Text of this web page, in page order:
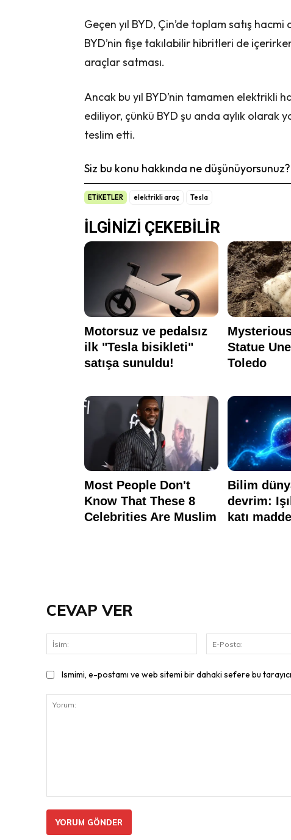
Geçen yıl BYD, Çin’de toplam satış hacmi
BYD’nin fişe takılabilir hibritleri de
araçlar satması.
Ancak bu yıl BYD’nin tamamen elektrikli
ediliyor, çünkü BYD şu anda aylık olarak
teslim etti.
Siz bu konu hakkında ne
ETİKETLER elektrikli araç Tesla
CEVAP VER
Ismimi, e-postamı ve web sitemi bir dahaki sefere bu